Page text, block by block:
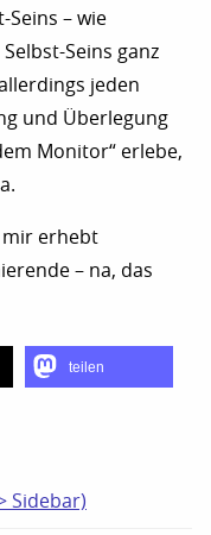
Seins – wie
Seins ganz
jeden
und Überlegung
Monitor“ erlebe,
mir erhebt
– na, das
teilen
Sidebar)